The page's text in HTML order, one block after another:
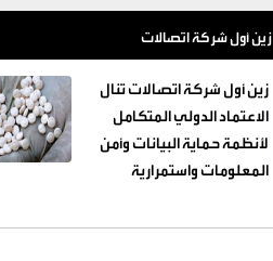
زين أول شركة اتصالات تنال الاعتماد الدولي
زين أول شركة اتصالات تنال
الاعتماد الدولي المتكامل
لأنظمة حماية البيانات وأمن
المعلومات واستمرارية